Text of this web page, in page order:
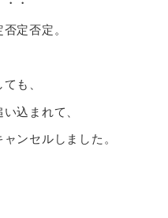
定否定。
も、
込まれて、
ンセルしました。